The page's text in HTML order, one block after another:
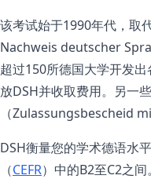
该考试始于1990年代，取
Nachweis deutscher
超过150所德国大学开发
放DSH并收取费用。另一
（Zulassungsbescheid
DSH衡量您的学术德语水
（CEFR）中的B2至C2之